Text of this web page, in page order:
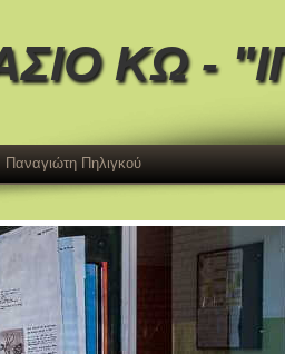
ΚΩ -
Παναγιώτη Πηλιγκού